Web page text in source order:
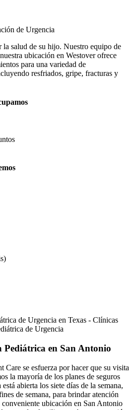
de Urgencia
la salud de su hijo. Nuestro equipo de
ubicación en Westover ofrece
para una variedad de
resfriados, gripe, fracturas y
Pediátrica en San Antonio
se esfuerza por hacer que su visita
la mayoría de los planes de seguros
abierta los siete días de la semana,
de semana, para brindar atención
conveniente ubicación en San Antonio